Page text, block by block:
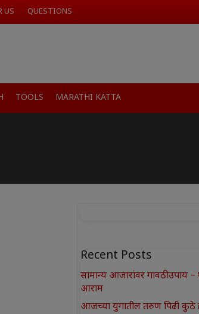
US QUESTIONS
TOOLS MARATHI KATTA
Recent Posts
सामान्य आजारांवर गावठी उपाय –
आराम
आजच्या युगातील तरुण पिढी कुठे